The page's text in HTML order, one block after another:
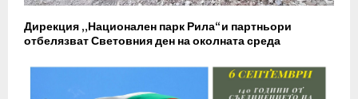
Дирекция „Национален парк Рила“ и партньори
отбелязват Световния ден на околната среда